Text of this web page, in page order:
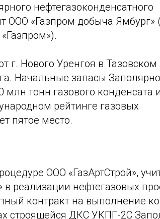
нефтегазоконденсатного
«Газпром добыча Ямбург»
г. Нового Уренгоя в Тазовском
Начальные запасы
млн тонн газового конденсата
рейтинге газовых
пятое место.
ООО «ГазАртСтрой»,
реализации нефтегазовых
контракт на выполнение
строящейся ДКС УКПГ-2С